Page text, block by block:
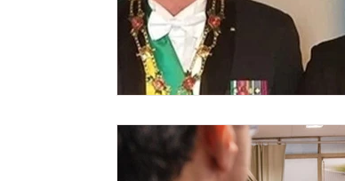
Meio ambiente Comunicação
Tecnologia Polícia